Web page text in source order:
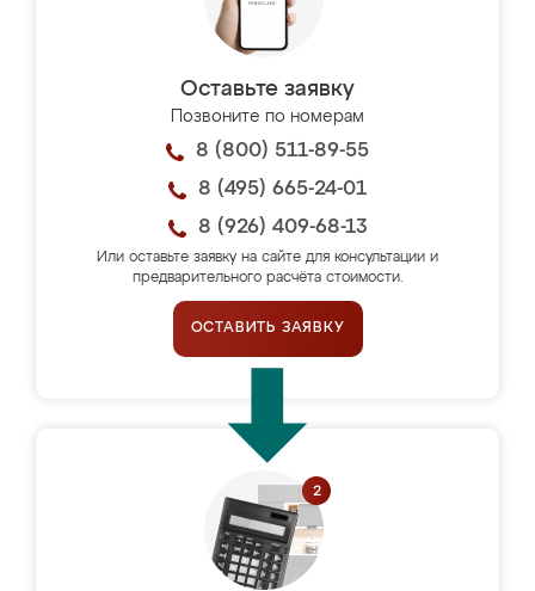
Оставьте заявку
Позвоните по номерам
8 (800) 511-89-55
8 (495) 665-24-01
8 (926) 409-68-13
Или оставьте заявку на сайте для консультации и
предварительного расчёта стоимости.
ОСТАВИТЬ ЗАЯВКУ